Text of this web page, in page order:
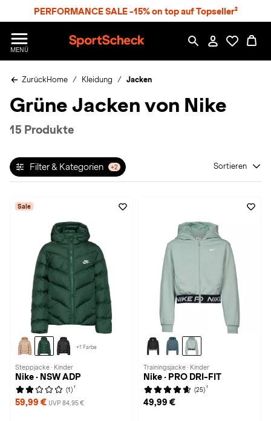
PERFORMANCE SALE -15% on top auf Topseller²
MENÜ
p
r
S
h
k
ZurückHome Kleidung Jacken
Grüne Jacken von Nike
15 Produkte
Filter & Kategorien +2 Sortieren
Sale
+1 Farbe
Steppjacke · Kinder
Nike · NSW ADP
(1) 1
59,99 € UVP 84,95 €
Trainingsjacke · Kinder
Nike · PRO DRI-FIT
(25) 1
49,99 €